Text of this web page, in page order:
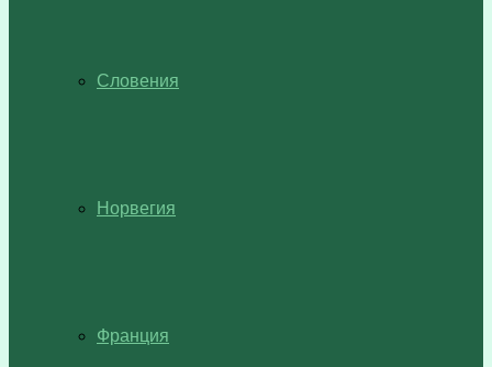
Словения
Норвегия
Франция